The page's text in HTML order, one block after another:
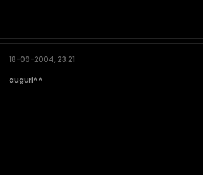
18-09-2004, 23:21
auguri^^